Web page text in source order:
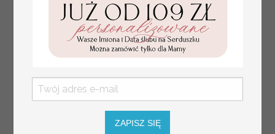
Komunijne
podziękowanie
dla Matki i Ojca
Chrzestnego
Flowerbox Serce
podziękowania
dla chrzestnych
Promocja:
139.00 PLN/165.00 PLN
ZAPISZ SIĘ